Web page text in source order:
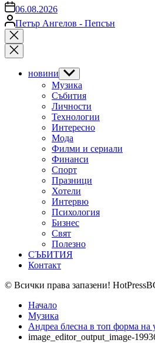
on06.08.2026
Posted
by
Петър Ангелов - Пепсън
Close
search
новини Show
sub
menu
Музика
Събития
Личности
Технологии
Интересно
Мода
Филми и сериали
Финанси
Спорт
Празници
Хотели
Интервю
Психология
Бизнес
Свят
Полезно
СЪБИТИЯ
Контакт
© Всички права запазени!
Начало
Музика
Андреа блесна в топ форма на
image_editor_output_image-